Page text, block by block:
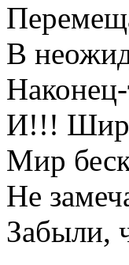
В
И!!!
Мир
Не
Забыли,